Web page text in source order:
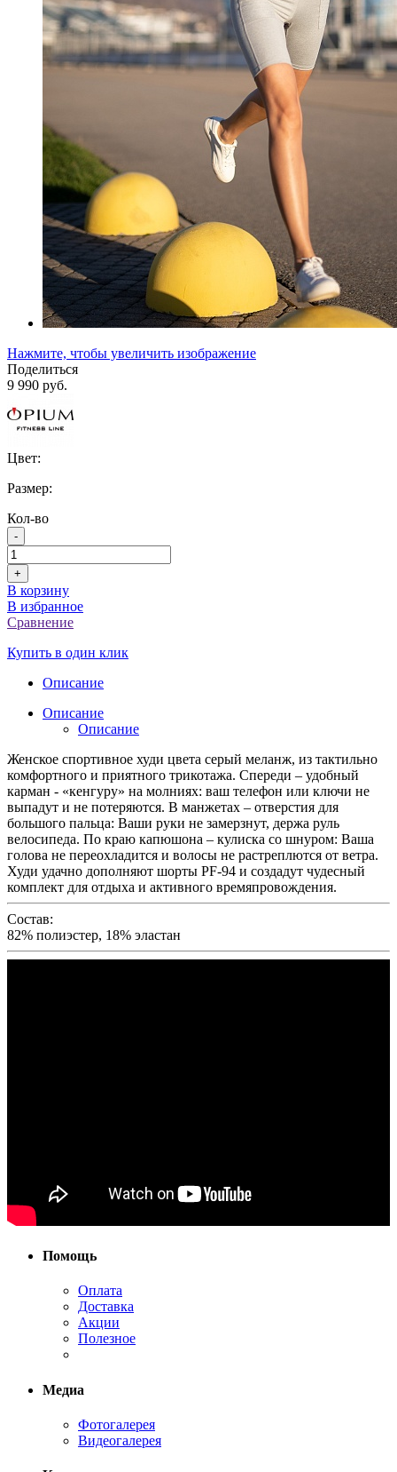
Нажмите, чтобы увеличить изображение
Поделиться
9 990 руб.
Цвет:
Размер:
Кол-во
-
+
В корзину
В избранное
Сравнение
Купить в один клик
Описание
Описание
Описание
Женское спортивное худи цвета серый меланж, из тактильно
комфортного и приятного трикотажа. Спереди – удобный
карман - «кенгуру» на молниях: ваш телефон или ключи не
выпадут и не потеряются. В манжетах – отверстия для
большого пальца: Ваши руки не замерзнут, держа руль
велосипеда. По краю капюшона – кулиска со шнуром: Ваша
голова не переохладится и волосы не растреплются от ветра.
Худи удачно дополняют шорты PF-94 и создадут чудесный
комплект для отдыха и активного времяпровождения.
Состав:
82% полиэстер, 18% эластан
Помощь
Оплата
Доставка
Акции
Полезное
Медиа
Фотогалерея
Видеогалерея